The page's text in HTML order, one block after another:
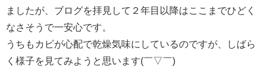
ましたが、ブログを拝見して２年目以降はここまでひどく
なさそうで一安心です。
うちもカビが心配で乾燥気味にしているのですが、しばら
く様子を見てみようと思います(￣▽￣)